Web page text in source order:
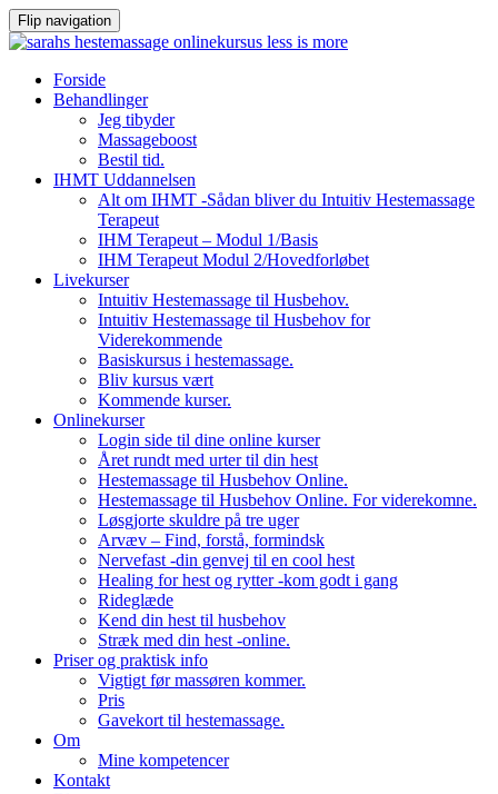
Flip navigation
VidereForside
Behandlinger
Jeg tibyder
Massageboost
Bestil tid.
IHMT Uddannelsen
Alt om IHMT -Sådan bliver du Intuitiv Hestemassage
Terapeut
IHM Terapeut – Modul 1/Basis
IHM Terapeut Modul 2/Hovedforløbet
Livekurser
Intuitiv Hestemassage til Husbehov.
Intuitiv Hestemassage til Husbehov for
Viderekommende
Basiskursus i hestemassage.
Bliv kursus vært
Kommende kurser.
Onlinekurser
Login side til dine online kurser
Året rundt med urter til din hest
Hestemassage til Husbehov Online.
Hestemassage til Husbehov Online. For viderekomne.
Løsgjorte skuldre på tre uger
Arvæv – Find, forstå, formindsk
Nervefast -din genvej til en cool hest
Healing for hest og rytter -kom godt i gang
Rideglæde
Kend din hest til husbehov
Stræk med din hest -online.
Priser og praktisk info
Vigtigt før massøren kommer.
Pris
Gavekort til hestemassage.
Om
Mine kompetencer
Kontakt